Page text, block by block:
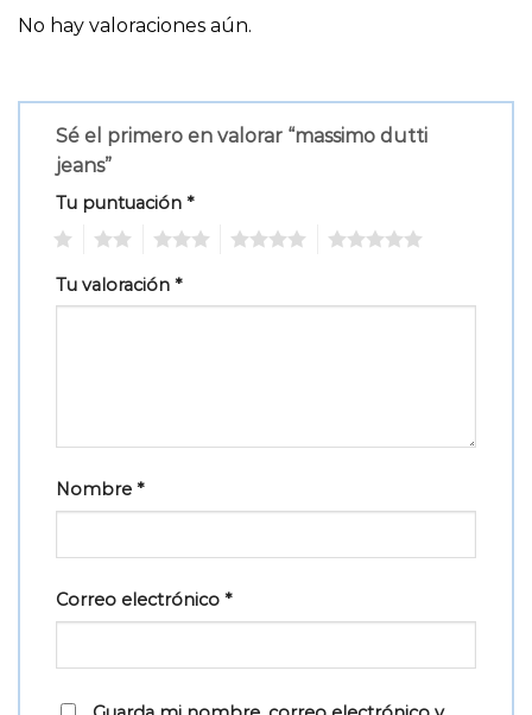
No hay valoraciones aún.
Sé el primero en valorar “massimo dutti
jeans”
Tu puntuación *
Tu valoración *
Nombre *
Correo electrónico *